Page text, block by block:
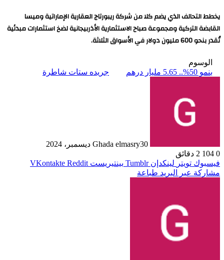
يخطط التحالف الذي يضم كلا من شركة ريبورتاج العقارية الإماراتية وميسا
القابضة التركية ومجموعة صباح الاستثمارية الأذربيجانية لضخ استثمارات مبدئية
تُقدر بنحو 600 مليون دولار في الأسواق الثلاثة.
الوسوم
بنمو 50%.. 5.65 مليار درهم
جريده ستات شاطرة
Ghada elmasry30 ديسمبر، 2024
0
2 دقائق
فيسبوك تويتر لينكدإن بينتيريست
مشاركة عبر البريد طباعة